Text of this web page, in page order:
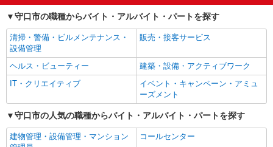
履歴書不要
Web面接OK
職場見学OKまたは説明会あり
未経験歓迎
女性活躍中
主婦・主夫歓迎
フリーター歓迎
学歴不問
ブランクOK
ミドル（40代～）活躍中
完全週休2日制
年間休日120日以上
土日祝休み
平日のみ勤務OK
フルタイム歓迎
守口市の職種からバイト・アルバイト・パートを探す
清掃・警備・ビルメンテナンス・
設備管理
販売・接客サービス
ヘルス・ビューティー
建築・設備・アクティブワーク
IT・クリエイティブ
イベント・キャンペーン・アミュ
ーズメント
守口市の人気の職種からバイト・アルバイト・パートを探す
建物管理・設備管理・マンション
コールセンター